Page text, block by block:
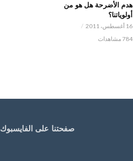
هدم الأضرحة هل هو من
أولوياتنا؟
16 أغسطس، 2011
784 مشاهدات
صفحتنا على الفايسبوك